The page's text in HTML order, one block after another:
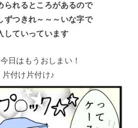
られるところがあるので
ずつきれ～～～いな字で
していっています
日はもうおしまい！
片付け片付け♪